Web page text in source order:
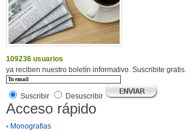
109236 usuarios
ya reciben nuestro boletín informativo. Suscribite gratis.
Suscribir Desuscribir
Acceso rápido
• Monografias